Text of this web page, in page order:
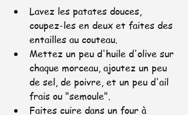
Lavez les patates douces,
coupez-les en deux et faites des
entailles au couteau.
Mettez un peu d'huile d'olive sur
chaque morceau, ajoutez un peu
de sel, de poivre, et un peu d'ail
frais ou "semoule".
Faites cuire dans un four à